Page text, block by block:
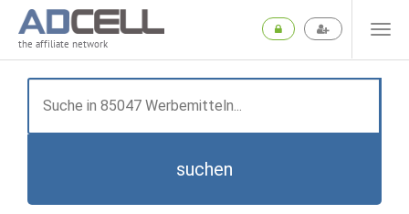
the affiliate network
suchen